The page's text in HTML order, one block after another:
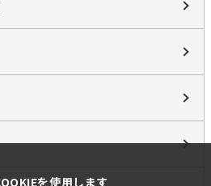
を使用します